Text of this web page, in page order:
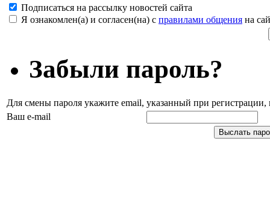
Подписаться на рассылку новостей сайта
Я ознакомлен(а) и согласен(на) с правилами общения на
Забыли пароль?
Для смены пароля укажите email, указанный при
Ваш e-mail